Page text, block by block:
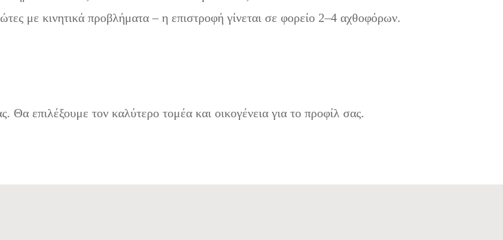
με κινητικά προβλήματα – η επιστροφή γίνεται σε φορείο 2–4 αχθοφόρων.
Θα επιλέξουμε τον καλύτερο τομέα και οικογένεια για το προφίλ σας.